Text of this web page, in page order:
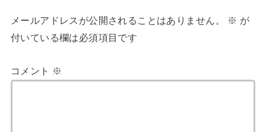
メールアドレスが公開されることはありません。 ※ が
付いている欄は必須項目です
コメント ※